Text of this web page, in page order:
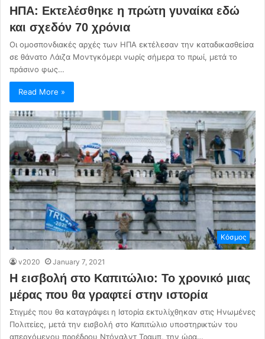
ΗΠΑ: Εκτελέσθηκε η πρώτη γυναίκα εδώ
και σχεδόν 70 χρόνια
Οι ομοσπονδιακές αρχές των ΗΠΑ εκτέλεσαν την καταδικασθείσα
σε θάνατο Λάιζα Μοντγκόμερι νωρίς σήμερα το πρωί, μετά το
πράσινο φως…
Read More »
Κόσμος
v2020 January 7, 2021
Η εισβολή στο Καπιτώλιο: Το χρονικό μιας
μέρας που θα γραφτεί στην ιστορία
Στιγμές που θα καταγράψει η Ιστορία εκτυλίχθηκαν στις Ηνωμένες
Πολιτείες, μετά την εισβολή στο Καπιτώλιο υποστηρικτών του
απερχόμενου προέδρου Ντόναλντ Τραμπ, την ώρα…